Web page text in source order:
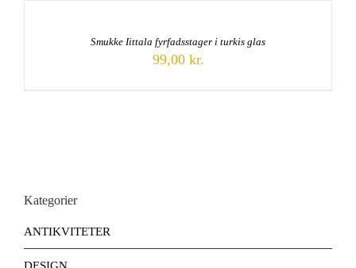
Smukke Iittala fyrfadsstager i turkis glas
99,00 kr.
Kategorier
ANTIKVITETER